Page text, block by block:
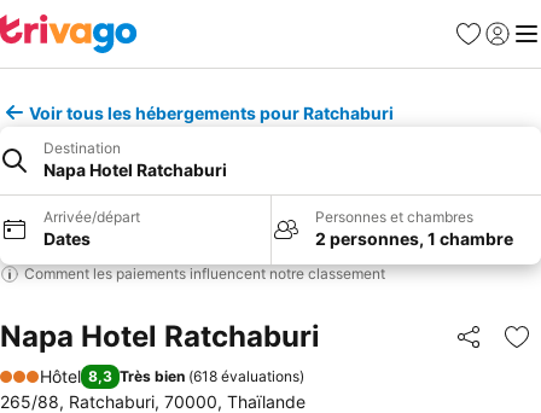
Favoris
Se
Voir tous les hébergements pour Ratchaburi
Destination
Napa Hotel Ratchaburi
Arrivée/départ
Dates
Personnes et chambres
2 personnes, 1 chambre
Comment les paiements influencent notre classement
Napa Hotel Ratchaburi Partager
3 Étoiles
Hôtel 8,3 Très bien (618 évaluations)
265/88, Ratchaburi, 70000, Thaïlande